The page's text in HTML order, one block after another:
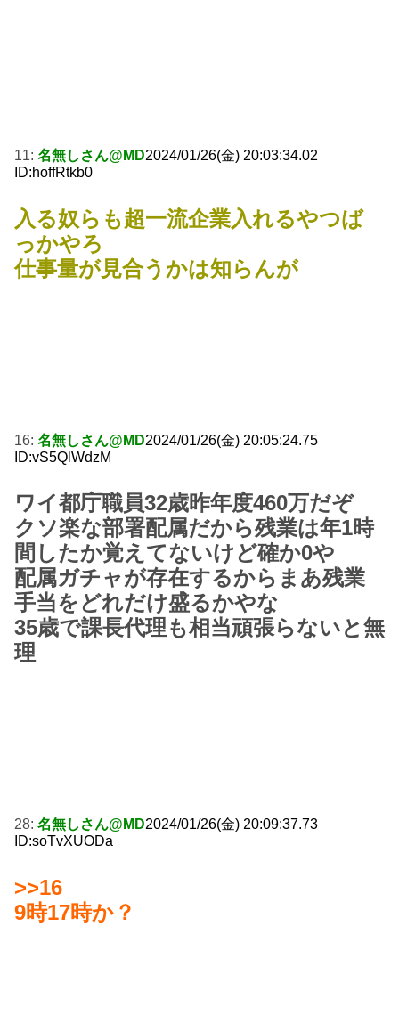
11: 名無しさん@MD2024/01/26(金) 20:03:34.02
ID:hoffRtkb0
入る奴らも超一流企業入れるやつば
っかやろ
仕事量が見合うかは知らんが
16: 名無しさん@MD2024/01/26(金) 20:05:24.75
ID:vS5QlWdzM
ワイ都庁職員32歳昨年度460万だぞ
クソ楽な部署配属だから残業は年1時
間したか覚えてないけど確か0や
配属ガチャが存在するからまあ残業
手当をどれだけ盛るかやな
35歳で課長代理も相当頑張らないと無
理
28: 名無しさん@MD2024/01/26(金) 20:09:37.73
ID:soTvXUODa
>>16
9時17時か？